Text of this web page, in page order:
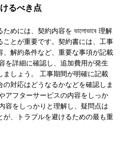
るべき点
めには、契約内容を ভালোভাবে 理解
ことが重要です。契約書には、工事
、解約条件など、重要な事項が記載
を詳細に確認し、追加費用が発生
ましょう。 工事期間が明確に記載
対応はどうなるかなどを確認しま
アフターサービスの内容をしっか
容をしっかりと理解し、疑問点は
が、トラブルを避けるための最も重